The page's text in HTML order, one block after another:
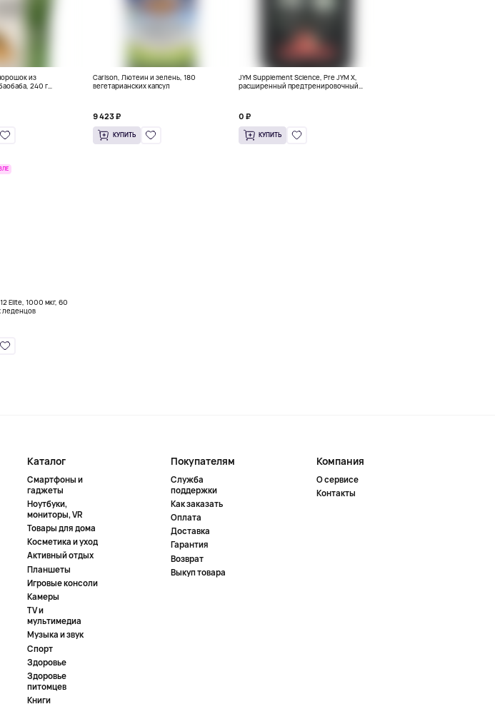
из
240 г
Carlson, Лютеин и зелень, 180
вегетарианских капсул
9 423 ₽
КУПИТЬ
JYM Supplement Science, Pre JYM X,
расширенный предтренировочный
0 ₽
КУПИТЬ
Elite, 1000 мкг, 60
леденцов
Каталог
Смартфоны и
гаджеты
Ноутбуки,
мониторы, VR
Товары для дома
Косметика и уход
Активный отдых
Планшеты
Игровые консоли
Камеры
TV и
мультимедиа
Музыка и звук
Спорт
Здоровье
Здоровье
питомцев
Книги
Покупателям
Служба
поддержки
Как заказать
Оплата
Доставка
Гарантия
Возврат
Выкуп товара
Компания
О сервисе
Контакты